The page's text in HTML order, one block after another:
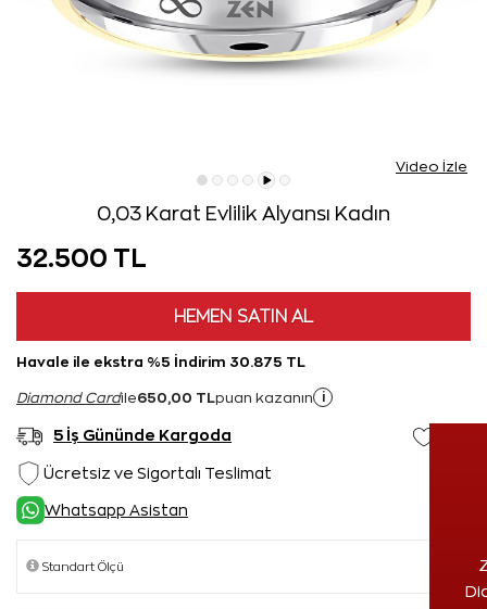
Video İzle
0,03 Karat Evlilik Alyansı Kadın
32.500 TL
HEMEN SATIN AL
Havale ile ekstra %5 İndirim 30.875 TL
Diamond Cardile650,00 TL puan kazanın i
5 İş Gününde Kargoda
Ücretsiz ve Sigortalı Teslimat
Whatsapp Asistan